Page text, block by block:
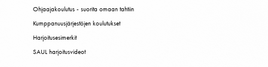
Ohjaajakoulutus - suorita omaan tahtiin
Kumppanuusjärjestöjen koulutukset
Harjoitusesimerkit
SAUL harjoitusvideot